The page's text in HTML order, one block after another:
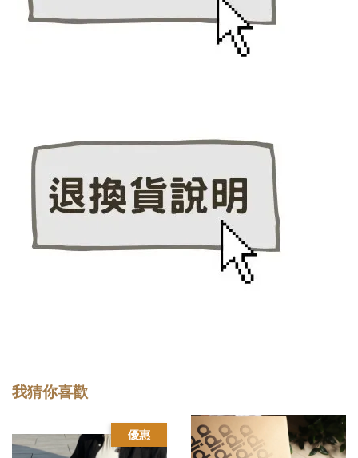
我猜你喜歡
優惠